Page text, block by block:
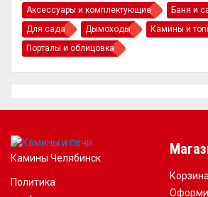
Аксессуары и комплектующие
Баня и
Для сада
Дымоходы Камины и
Порталы и облицовка
Камины Челябинск
Политика
Корзина